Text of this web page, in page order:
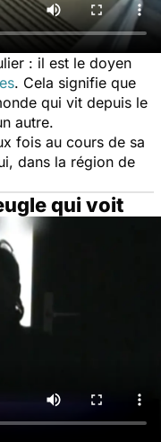
: il est le doyen
. Cela signifie que
qui vit depuis le
autre.
fois au cours de sa
dans la région de
qui voit